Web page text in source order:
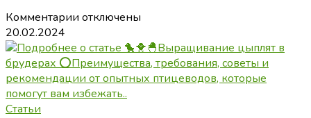
Комментарии к
Что
такое
соцконтракт?
Как
отключены
20.02.2024
Статьи